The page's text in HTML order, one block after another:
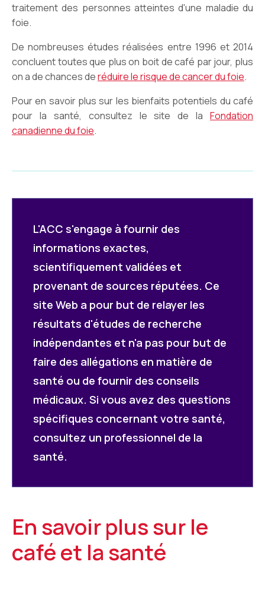
traitement des personnes atteintes d'une maladie du
foie.
De nombreuses études réalisées entre 1996 et 2014
concluent toutes que plus on boit de café par jour, plus
on a de chances deréduire le risque de cancer du foie.
Pour en savoir plus sur les bienfaits potentiels du café
pour la santé, consultez le site de la Fondation
canadienne du foie.
L'ACC s'engage à fournir des
informations exactes,
scientifiquement validées et
provenant de sources réputées. Ce
site Web a pour but de relayer les
résultats d'études de recherche
indépendantes et n'a pas pour but de
faire des allégations en matière de
santé ou de fournir des conseils
médicaux. Si vous avez des questions
spécifiques concernant votre santé,
consultez un professionnel de la
santé.
En savoir plus sur le
café et la santé